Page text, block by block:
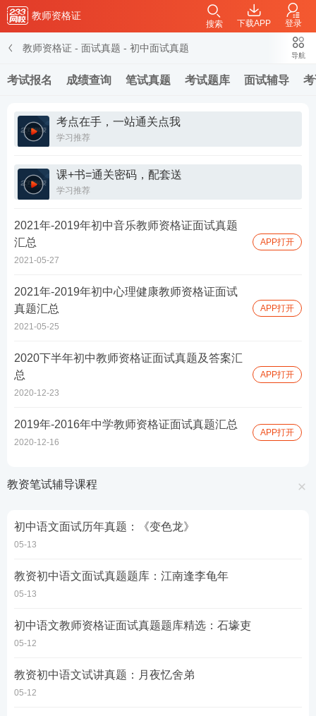
教师资格证
下载APP 登录
搜索
教师资格证 - 面试真题 - 初中面试真题
考试报名 成绩查询 笔试真题 考试题库 面试辅导
导航
考点在手，一站通关点我
学习推荐
课+书=通关密码，配套送
学习推荐
2021年-2019年初中音乐教师资格证面试真题
汇总
2021-05-27
APP打开
2021年-2019年初中心理健康教师资格证面试
真题汇总
2021-05-25
APP打开
2020下半年初中教师资格证面试真题及答案汇
总
2020-12-23
APP打开
2019年-2016年中学教师资格证面试真题汇总
2020-12-16
APP打开
教资笔试辅导课程
初中语文面试历年真题：《变色龙》
05-13
教资初中语文面试真题题库：江南逢李龟年
05-13
初中语文教师资格证面试真题题库精选：石壕吏
05-12
教资初中语文试讲真题：月夜忆舍弟
05-12